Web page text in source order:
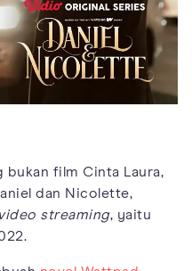
bukan film Cinta Laura,
dan Nicolette,
video streaming, yaitu